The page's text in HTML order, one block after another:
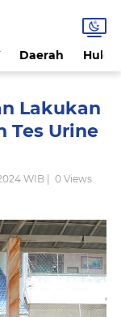
Daerah
Lakukan
Tes Urine
WIB | 0 Views